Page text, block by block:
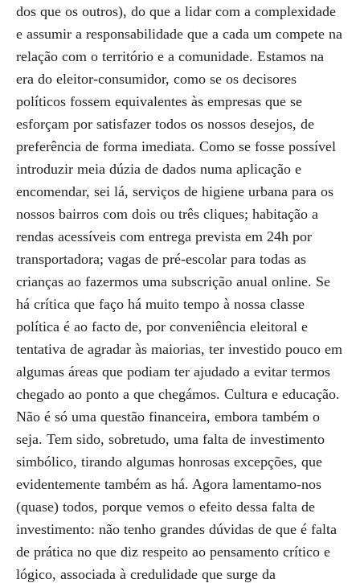
dos que os outros), do que a lidar com a complexidade
e assumir a responsabilidade que a cada um compete na
relação com o território e a comunidade. Estamos na
era do eleitor-consumidor, como se os decisores
políticos fossem equivalentes às empresas que se
esforçam por satisfazer todos os nossos desejos, de
preferência de forma imediata. Como se fosse possível
introduzir meia dúzia de dados numa aplicação e
encomendar, sei lá, serviços de higiene urbana para os
nossos bairros com dois ou três cliques; habitação a
rendas acessíveis com entrega prevista em 24h por
transportadora; vagas de pré-escolar para todas as
crianças ao fazermos uma subscrição anual online. Se
há crítica que faço há muito tempo à nossa classe
política é ao facto de, por conveniência eleitoral e
tentativa de agradar às maiorias, ter investido pouco em
algumas áreas que podiam ter ajudado a evitar termos
chegado ao ponto a que chegámos. Cultura e educação.
Não é só uma questão financeira, embora também o
seja. Tem sido, sobretudo, uma falta de investimento
simbólico, tirando algumas honrosas excepções, que
evidentemente também as há. Agora lamentamo-nos
(quase) todos, porque vemos o efeito dessa falta de
investimento: não tenho grandes dúvidas de que é falta
de prática no que diz respeito ao pensamento crítico e
lógico, associada à credulidade que surge da